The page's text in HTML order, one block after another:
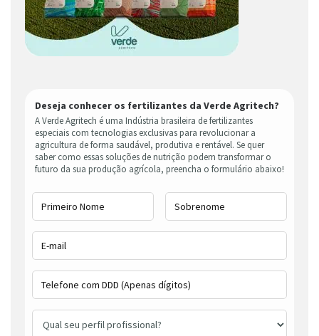
Deseja conhecer os fertilizantes da Verde Agritech?
A Verde Agritech é uma Indústria brasileira de fertilizantes
especiais com tecnologias exclusivas para revolucionar a
agricultura de forma saudável, produtiva e rentável. Se quer
saber como essas soluções de nutrição podem transformar o
futuro da sua produção agrícola, preencha o formulário abaixo!